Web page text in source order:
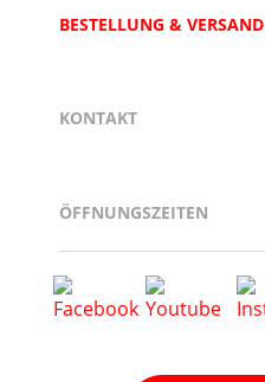
BESTELLUNG & VERSAND
KONTAKT
ÖFFNUNGSZEITEN